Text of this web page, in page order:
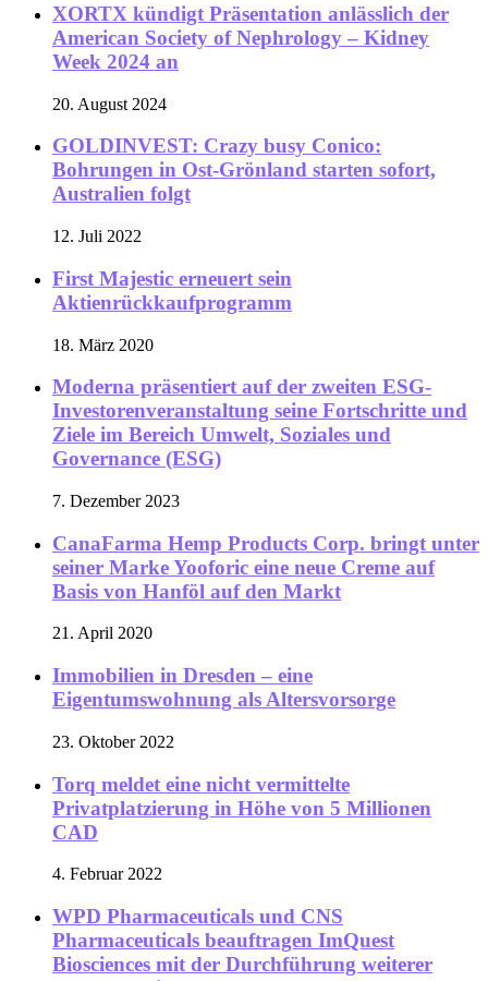
XORTX kündigt Präsentation anlässlich der
American Society of Nephrology – Kidney
Week 2024 an
20. August 2024
GOLDINVEST: Crazy busy Conico:
Bohrungen in Ost-Grönland starten sofort,
Australien folgt
12. Juli 2022
First Majestic erneuert sein
Aktienrückkaufprogramm
18. März 2020
Moderna präsentiert auf der zweiten ESG-
Investorenveranstaltung seine Fortschritte und
Ziele im Bereich Umwelt, Soziales und
Governance (ESG)
7. Dezember 2023
CanaFarma Hemp Products Corp. bringt unter
seiner Marke Yooforic eine neue Creme auf
Basis von Hanföl auf den Markt
21. April 2020
Immobilien in Dresden – eine
Eigentumswohnung als Altersvorsorge
23. Oktober 2022
Torq meldet eine nicht vermittelte
Privatplatzierung in Höhe von 5 Millionen
CAD
4. Februar 2022
WPD Pharmaceuticals und CNS
Pharmaceuticals beauftragen ImQuest
Biosciences mit der Durchführung weiterer